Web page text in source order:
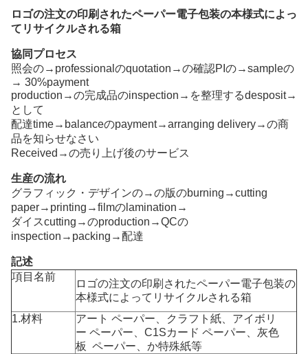
ロゴの注文の印刷されたペーパー電子包装の本様式によっ
てリサイクルされる箱
協同プロセス
照会の→professionalのquotation→の確認PIの→sampleの
→ 30%payment
production→の完成品のinspection→を整理するdesposit→
として
配達time→balanceのpayment→arranging delivery→の商
品を知らせなさい
Received→の売り上げ後のサービス
生産の流れ
グラフィック・デザインの→の版のburning→cutting
paper→printing→filmのlamination→
ダイスcutting→のproduction→QCの
inspection→packing→配達
記述
項目名前
ロゴの注文の印刷されたペーパー電子包装の
本様式によってリサイクルされる箱
1.材料
アート ペーパー、クラフト紙、 アイボリ
ー ペーパー、 C1Sカード ペーパー、灰色
板 ペーパー、 か特殊紙等